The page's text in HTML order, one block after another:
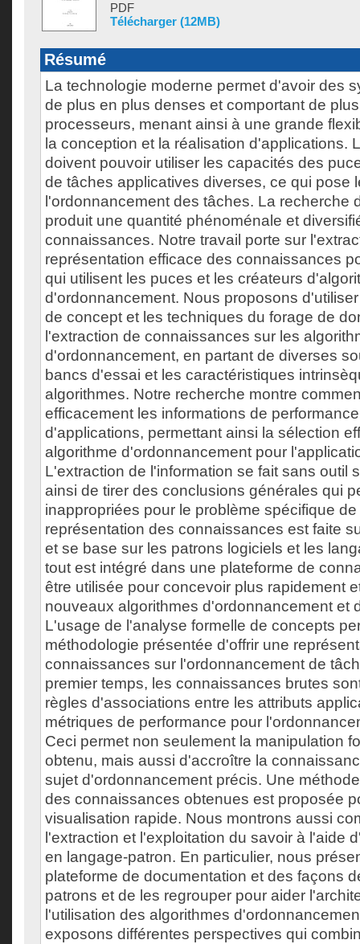
PDF
Télécharger (12MB)
Résumé
La technologie moderne permet d'avoir des
de plus en plus denses et comportant de
processeurs, menant ainsi à une grande
la conception et la réalisation d'applications.
doivent pouvoir utiliser les capacités des
de tâches applicatives diverses, ce qui pose
l'ordonnancement des tâches. La recherche
produit une quantité phénoménale et
connaissances. Notre travail porte sur
représentation efficace des connaissances
qui utilisent les puces et les créateurs
d'ordonnancement. Nous proposons
de concept et les techniques du forage de
l'extraction de connaissances sur les
d'ordonnancement, en partant de diverses
bancs d'essai et les caractéristiques
algorithmes. Notre recherche montre
efficacement les informations de
d'applications, permettant ainsi la sélection
algorithme d'ordonnancement pour
L'extraction de l'information se fait sans outil
ainsi de tirer des conclusions générales qui
inappropriées pour le problème spécifique
représentation des connaissances est faite
et se base sur les patrons logiciels et les
tout est intégré dans une plateforme de
être utilisée pour concevoir plus rapidement
nouveaux algorithmes d'ordonnancement et
L'usage de l'analyse formelle de concepts
méthodologie présentée d'offrir une
connaissances sur l'ordonnancement de
premier temps, les connaissances brutes
règles d'associations entre les attributs
métriques de performance pour
Ceci permet non seulement la manipulation
obtenu, mais aussi d'accroître la
sujet d'ordonnancement précis. Une
des connaissances obtenues est proposée
visualisation rapide. Nous montrons aussi
l'extraction et l'exploitation du savoir à l'aide
en langage-patron. En particulier, nous
plateforme de documentation et des façons
patrons et de les regrouper pour aider
l'utilisation des algorithmes
exposons différentes perspectives qui